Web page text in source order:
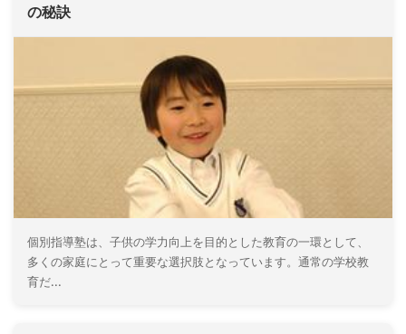
の秘訣
個別指導塾は、子供の学力向上を目的とした教育の一環として、
多くの家庭にとって重要な選択肢となっています。通常の学校教
育だ...